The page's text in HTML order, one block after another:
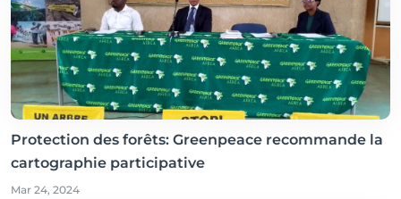
Protection des forêts: Greenpeace recommande la
cartographie participative
Mar 24, 2024